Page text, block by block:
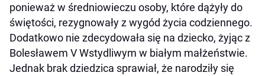
ponieważ w średniowieczu osoby, które dążyły do
świętości, rezygnowały z wygód życia codziennego.
Dodatkowo nie zdecydowała się na dziecko, żyjąc z
Bolesławem V Wstydliwym w białym małżeństwie.
Jednak brak dziedzica sprawiał, że narodziły się